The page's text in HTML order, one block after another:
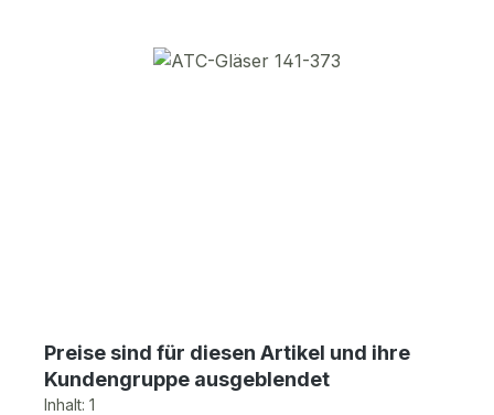
Bildergalerie überspringen
Preise sind für diesen Artikel und ihre
Kundengruppe ausgeblendet
Inhalt: 1